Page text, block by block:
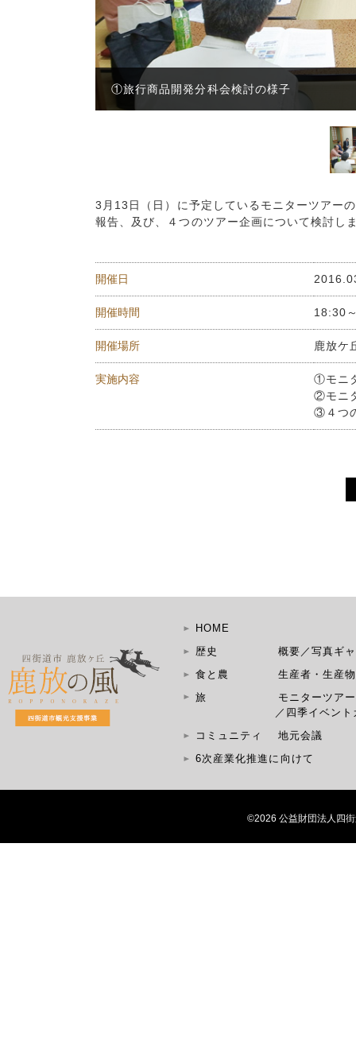
①旅行商品開発分科会検討の様子
3月13日（日）に予定しているモニターツアー
報告、及び、４つのツアー企画について検討し
開催日
開催時間 18:30
開催場所 鹿放ケ
実施内容
①モニ
②モニ
③４つ
HOME
歴史
概要 ／ 写真ギ
食と農
生産者・生産物
旅
モニターツアー
／ 四季イベン
コミュニティ
地元会議
6次産業化推進に向けて
©2026 公益財団法人四